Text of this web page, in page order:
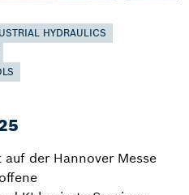
HYDRAULICS
der Hannover Messe